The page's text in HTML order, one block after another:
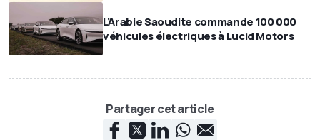
L’Arabie Saoudite commande 100 000
véhicules électriques à Lucid Motors
Partager cet article